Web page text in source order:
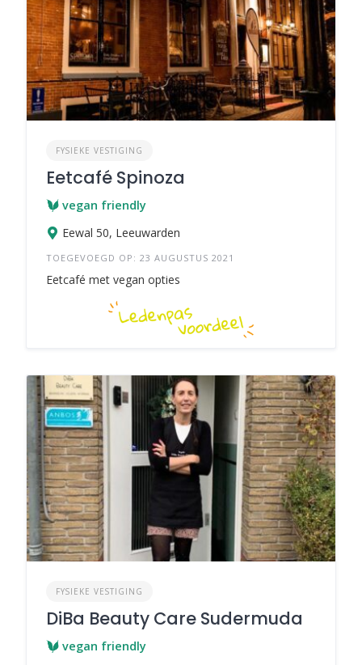
FYSIEKE VESTIGING
Eetcafé Spinoza
vegan friendly
Eewal 50, Leeuwarden
TOEGEVOEGD OP: 23 AUGUSTUS 2021
Eetcafé met vegan opties
FYSIEKE VESTIGING
DiBa Beauty Care Sudermuda
vegan friendly